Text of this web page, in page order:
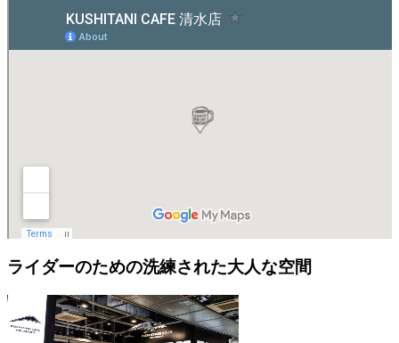
ライダーのための洗練された大人な空間